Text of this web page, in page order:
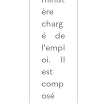
ère
charg
é de
l'empl
oi. Il
est
comp
osé